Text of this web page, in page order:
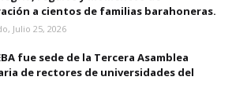
a cientos de familias barahoneras.
Julio 25, 2026
fue sede de la Tercera Asamblea
de rectores de universidades del